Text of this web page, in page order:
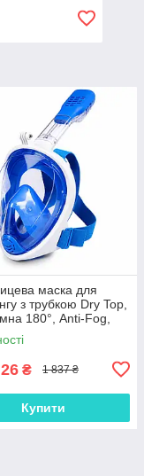
маска для
з трубкою Dry Top,
180°, Anti-Fog,
GoPro TT19002,
₴ 1 837 ₴
Купити